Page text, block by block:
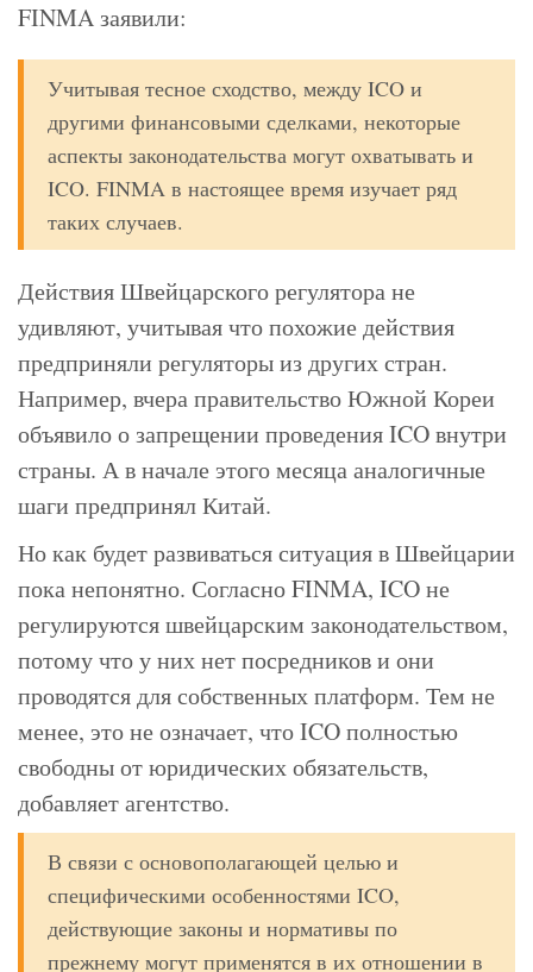
FINMA заявили:
Учитывая тесное сходство, между ICO и
другими финансовыми сделками, некоторые
аспекты законодательства могут охватывать и
ICO. FINMA в настоящее время изучает ряд
таких случаев.
Действия Швейцарского регулятора не
удивляют, учитывая что похожие действия
предприняли регуляторы из других стран.
Например, вчера правительство Южной Кореи
объявило о запрещении проведения ICO внутри
страны. А в начале этого месяца аналогичные
шаги предпринял Китай.
Но как будет развиваться ситуация в Швейцарии
пока непонятно. Согласно FINMA, ICO не
регулируются швейцарским законодательством,
потому что у них нет посредников и они
проводятся для собственных платформ. Тем не
менее, это не означает, что ICO полностью
свободны от юридических обязательств,
добавляет агентство.
В связи с основополагающей целью и
специфическими особенностями ICO,
действующие законы и нормативы по
прежнему могут применятся в их отношении в